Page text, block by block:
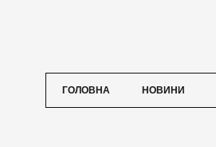
ГОЛОВНА НОВИНИ